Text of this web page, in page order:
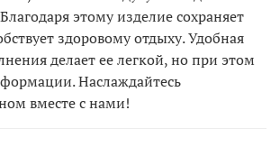
этому изделие сохраняет
здоровому отдыху. Удобная
делает ее легкой, но при этом
Наслаждайтесь
вместе с нами!